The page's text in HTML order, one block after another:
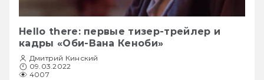
Hello there: первые тизер-трейлер и
кадры «Оби-Вана Кеноби»
Дмитрий Кинский
09.03.2022
4007